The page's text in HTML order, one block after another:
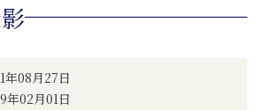
年08月27日
年02月01日